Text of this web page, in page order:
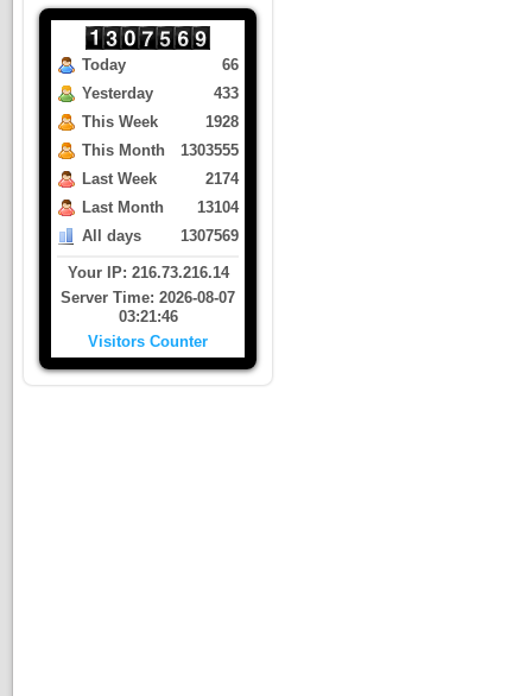
Today
Yesterday
This Week
This Month
Last Week
Last Month
All days
66
433
1928
1303555
2174
13104
1307569
Your IP: 216.73.216.14
Server Time: 2026-08-07
03:21:46
Visitors Counter